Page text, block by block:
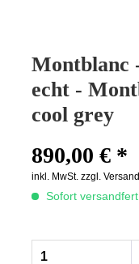
Montblanc
echt -
cool grey
890,00 € *
inkl. MwSt.zzgl.
Sofort